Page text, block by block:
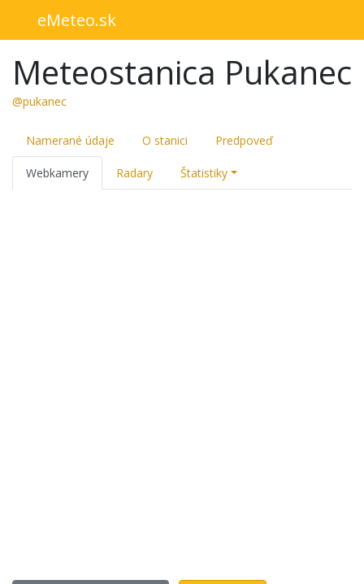
eMeteo.sk
Meteostanica Pukanec
@pukanec
Namerané údaje O stanici Predpoveď
Webkamery Radary Štatistiky